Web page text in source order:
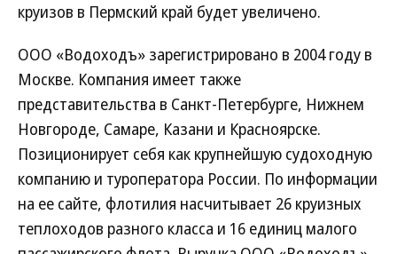
круизов в Пермский край будет увеличено.
ООО «Водоходъ» зарегистрировано в 2004 году в
Москве. Компания имеет также
представительства в Санкт-Петербурге, Нижнем
Новгороде, Самаре, Казани и Красноярске.
Позиционирует себя как крупнейшую судоходную
компанию и туроператора России. По информации
на ее сайте, флотилия насчитывает 26 круизных
теплоходов разного класса и 16 единиц малого